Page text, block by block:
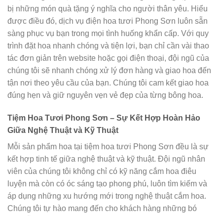
bị những món quà tặng ý nghĩa cho người thân yêu. Hiểu
được điều đó, dịch vụ điện hoa tươi Phong Sơn luôn sẵn
sàng phục vụ bạn trong mọi tình huống khẩn cấp. Với quy
trình đặt hoa nhanh chóng và tiện lợi, bạn chỉ cần vài thao
tác đơn giản trên website hoặc gọi điện thoại, đội ngũ của
chúng tôi sẽ nhanh chóng xử lý đơn hàng và giao hoa đến
tận nơi theo yêu cầu của bạn. Chúng tôi cam kết giao hoa
đúng hẹn và giữ nguyên vẹn vẻ đẹp của từng bông hoa.
Tiệm Hoa Tươi Phong Sơn – Sự Kết Hợp Hoàn Hảo
Giữa Nghệ Thuật và Kỹ Thuật
Mỗi sản phẩm hoa tại tiệm hoa tươi Phong Sơn đều là sự
kết hợp tinh tế giữa nghệ thuật và kỹ thuật. Đội ngũ nhân
viên của chúng tôi không chỉ có kỹ năng cắm hoa điêu
luyện mà còn có óc sáng tạo phong phú, luôn tìm kiếm và
áp dụng những xu hướng mới trong nghệ thuật cắm hoa.
Chúng tôi tự hào mang đến cho khách hàng những bó